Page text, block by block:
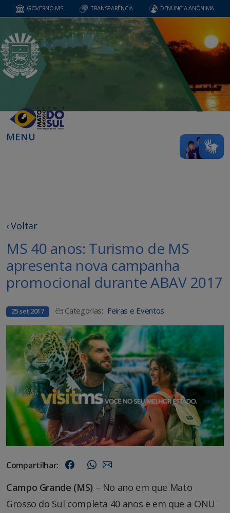
GOVERNO MS TRANSPARÊNCIA DENUNCIA ANÔNIMA
MENU
‹ Voltar
MS 40 anos: Turismo de MS
apresenta nova campanha
promocional durante ABAV 2017
25 set 2017 Categorias: Feiras e Eventos
Compartilhar:
Campo Grande (MS) – No ano em que Mato
Grosso do Sul completa 40 anos e em que a ONU